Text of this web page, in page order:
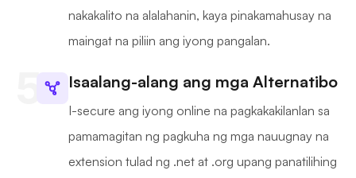
nakakalito na alalahanin, kaya pinakamahusay na
maingat na piliin ang iyong pangalan.
Isaalang-alang ang mga Alternatibo
I-secure ang iyong online na pagkakakilanlan sa
pamamagitan ng pagkuha ng mga nauugnay na
extension tulad ng .net at .org upang panatilihing